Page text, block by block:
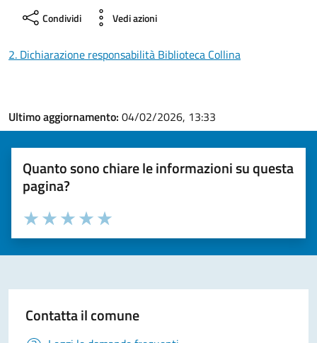
Condividi Vedi azioni
2. Dichiarazione responsabilità Biblioteca Collina
Ultimo aggiornamento: 04/02/2026, 13:33
Quanto sono chiare le informazioni su questa
pagina?
Valuta la chiarezza delle informazioni (da 1 a 5 stelle)
Seleziona il numero di stelle per valutare la chiarezza delle
Valuta 5 stelle su 5
Valuta 4 stelle su 5
Valuta 3 stelle su 5
Valuta 2 stelle su 5
Valuta 1 stelle su 5
Contatta il comune